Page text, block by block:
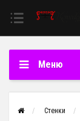
Меню
Стенки